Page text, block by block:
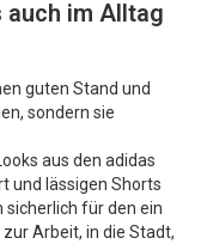
im Alltag
guten Stand und
sondern sie
aus den adidas
und lässigen Shorts
sicherlich für den ein
Arbeit, in die Stadt,